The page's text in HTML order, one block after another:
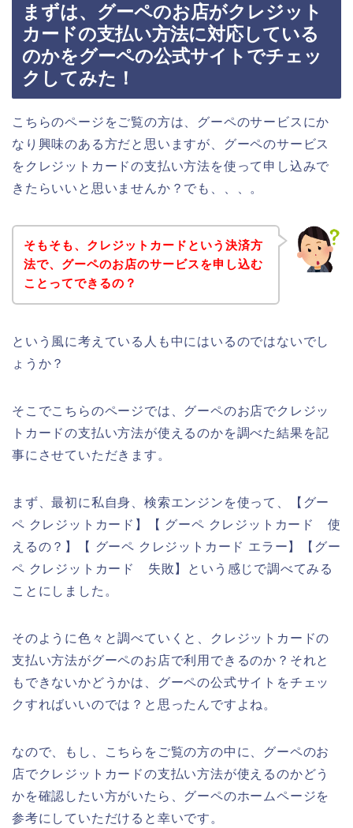
まずは、グーペのお店がクレジット
カードの支払い方法に対応している
のかをグーペの公式サイトでチェッ
クしてみた！
こちらのページをご覧の方は、グーペのサービスにか
なり興味のある方だと思いますが、グーペのサービス
をクレジットカードの支払い方法を使って申し込みで
きたらいいと思いませんか？でも、、、。
そもそも、クレジットカードという決済方
法で、グーペのお店のサービスを申し込む
ことってできるの？
という風に考えている人も中にはいるのではないでし
ょうか？
そこでこちらのページでは、グーペのお店でクレジッ
トカードの支払い方法が使えるのかを調べた結果を記
事にさせていただきます。
まず、最初に私自身、検索エンジンを使って、【グー
ペ クレジットカード】【 グーペ クレジットカード 使
えるの？】【 グーペ クレジットカード エラー】【グー
ペ クレジットカード 失敗】という感じで調べてみる
ことにしました。
そのように色々と調べていくと、クレジットカードの
支払い方法がグーペのお店で利用できるのか？それと
もできないかどうかは、グーペの公式サイトをチェッ
クすればいいのでは？と思ったんですよね。
なので、もし、こちらをご覧の方の中に、グーペのお
店でクレジットカードの支払い方法が使えるのかどう
かを確認したい方がいたら、グーペのホームページを
参考にしていただけると幸いです。